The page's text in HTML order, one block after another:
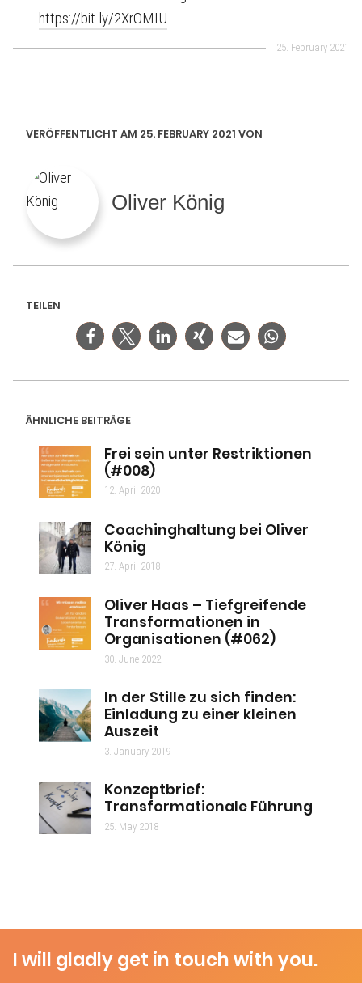
https://bit.ly/2XrOMIU
25. February 2021
VERÖFFENTLICHT AM 25. FEBRUARY 2021 VON
Oliver König
TEILEN
ÄHNLICHE BEITRÄGE
Frei sein unter Restriktionen
(#008)
12. April 2020
Coachinghaltung bei Oliver
König
27. April 2018
Oliver Haas – Tiefgreifende
Transformationen in
Organisationen (#062)
30. June 2022
In der Stille zu sich finden:
Einladung zu einer kleinen
Auszeit
3. January 2019
Konzeptbrief:
Transformationale Führung
25. May 2018
I will gladly get in touch with you.